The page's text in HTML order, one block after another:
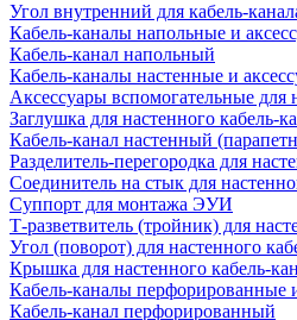
Угол внутренний для кабель-
Кабель-каналы напольные и
Кабель-канал напольный
Кабель-каналы настенные и
Аксессуары вспомогательные для
Заглушка для настенного кабель-
Кабель-канал настенный
Разделитель-перегородка для
Соединитель на стык для
Суппорт для монтажа ЭУИ
Т-разветвитель (тройник) для
Угол (поворот) для настенного
Крышка для настенного кабель-
Кабель-каналы перфорированные
Кабель-канал перфорированный